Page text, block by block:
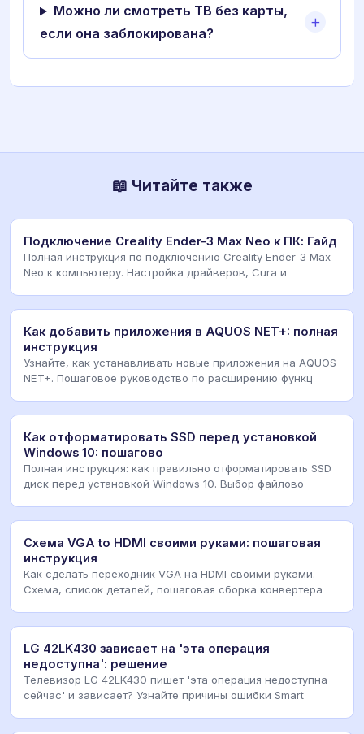
Можно ли смотреть ТВ без карты,
если она заблокирована?
📖 Читайте также
Подключение Creality Ender-3 Max Neo к ПК: Гайд
Полная инструкция по подключению Creality Ender-3 Max
Neo к компьютеру. Настройка драйверов, Cura и
Как добавить приложения в AQUOS NET+: полная
инструкция
Узнайте, как устанавливать новые приложения на AQUOS
NET+. Пошаговое руководство по расширению функц
Как отформатировать SSD перед установкой
Windows 10: пошагово
Полная инструкция: как правильно отформатировать SSD
диск перед установкой Windows 10. Выбор файлово
Схема VGA to HDMI своими руками: пошаговая
инструкция
Как сделать переходник VGA на HDMI своими руками.
Схема, список деталей, пошаговая сборка конвертера
LG 42LK430 зависает на 'эта операция
недоступна': решение
Телевизор LG 42LK430 пишет 'эта операция недоступна
сейчас' и зависает? Узнайте причины ошибки Smart